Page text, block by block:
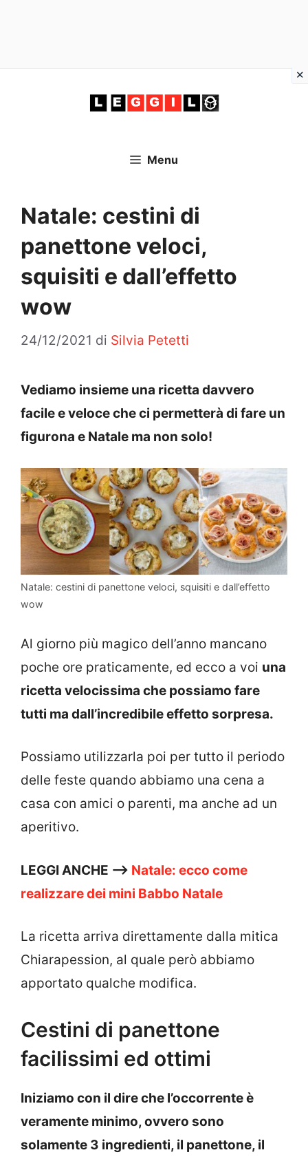
Menu
Natale: cestini di
panettone veloci,
squisiti e dall’effetto
wow
24/12/2021 di Silvia Petetti
Vediamo insieme una ricetta davvero
facile e veloce che ci permetterà di fare un
figurona e Natale ma non solo!
Natale: cestini di panettone veloci, squisiti e dall’effetto
wow
Al giorno più magico dell’anno mancano
poche ore praticamente, ed ecco a voi una
ricetta velocissima che possiamo fare
tutti ma dall’incredibile effetto sorpresa.
Possiamo utilizzarla poi per tutto il periodo
delle feste quando abbiamo una cena a
casa con amici o parenti, ma anche ad un
aperitivo.
LEGGI ANCHE —> Natale: ecco come
realizzare dei mini Babbo Natale
La ricetta arriva direttamente dalla mitica
Chiarapession, al quale però abbiamo
apportato qualche modifica.
Cestini di panettone
facilissimi ed ottimi
Iniziamo con il dire che l’occorrente è
veramente minimo, ovvero sono
solamente 3 ingredienti, il panettone, il